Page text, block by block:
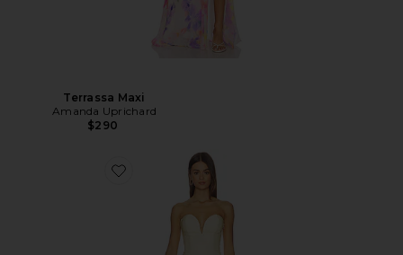
Terrassa Maxi
Amanda Uprichard
$290